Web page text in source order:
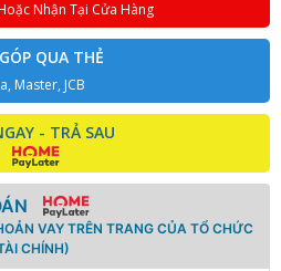
Nhận Tại Cửa Hàng
QUA THẺ
Master, JCB
- TRẢ SAU
VAY TRÊN TRANG CỦA TỔ CHỨC
CHÍNH)